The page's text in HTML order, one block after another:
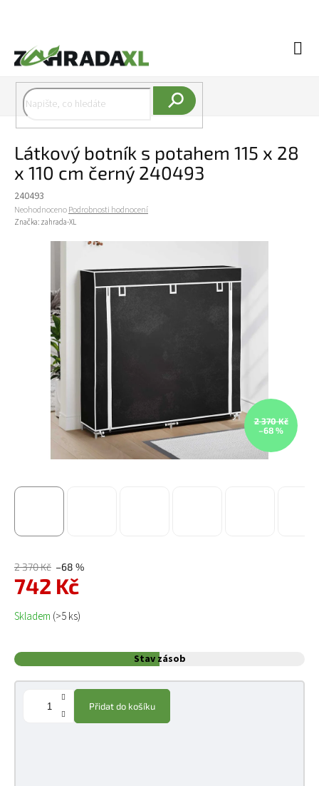
Látkový botník s potahem 115 x 28
x 110 cm černý 240493
240493
Průměrné hodnocení produktu je 0,0 z 5 hvězdiček.
NeohodnocenoPodrobnosti hodnocení
Značka: zahrada-XL
2 370 Kč
–68 %
2 370 Kč –68 %
742 Kč
Měrná cena:
Skladem (>5 ks)
Stav zásob
Přidat do košíku